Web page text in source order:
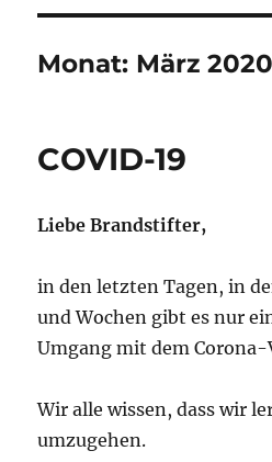
Monat: März 2020
COVID-19
Liebe Brandstifter,
in den letzten Tagen, in
und Wochen gibt es nur
Umgang mit dem Corona-
Wir alle wissen, dass wir
umzugehen.